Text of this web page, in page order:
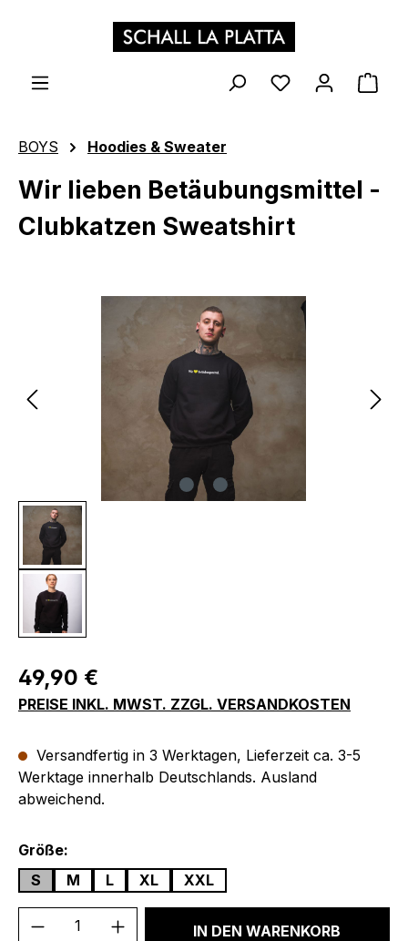
Zum Hauptinhalt springen
BOYS Hoodies & Sweater
Wir lieben Betäubungsmittel -
Clubkatzen Sweatshirt
Regulärer Preis:
49,90 €
PREISE INKL. MWST. ZZGL. VERSANDKOSTEN
Versandfertig in 3 Werktagen, Lieferzeit ca. 3-5
Werktage innerhalb Deutschlands. Ausland
abweichend.
Größe:
S
M L XL XXL
Produkt Anzahl: Gib denIN DEN WARENKORB